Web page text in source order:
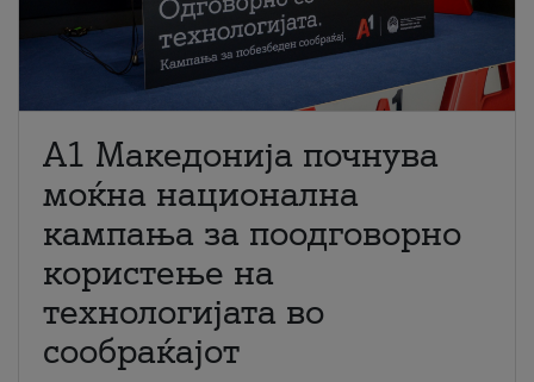
A1 Македонија почнува
моќна национална
кампања за поодговорно
користење на
технологијата во
сообраќајот